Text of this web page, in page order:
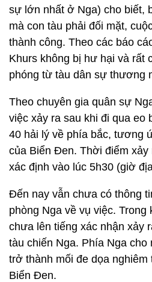
sự lớn nhất ở Nga) cho biết,
mà con tàu phải đối mặt,
thành công. Theo các báo
Khurs không bị hư hại và rất
phóng từ tàu dân sự thương
Theo chuyên gia quân sự
việc xảy ra sau khi đi qua eo
40 hải lý về phía bắc, tương
của Biển Đen. Thời điểm
xác định vào lúc 5h30 (giờ
Đến nay vẫn chưa có thông
phòng Nga về vụ việc. Trong
chưa lên tiếng xác nhận xảy
tàu chiến Nga. Phía Nga
trở thành mối đe dọa
Biển Đen.